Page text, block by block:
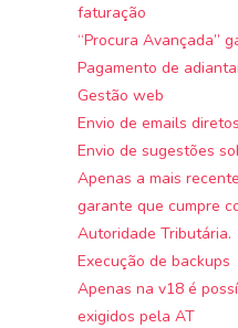
faturação
“Procura Avançada”
Pagamento de
Gestão web
Envio de emails
Envio de sugestões
Apenas a mais
garante que cumpre
Autoridade Tributária.
Execução de backups
Apenas na v18 é
exigidos pela AT